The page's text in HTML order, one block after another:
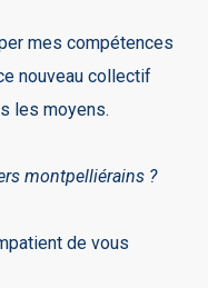
mes compétences
nouveau collectif
les moyens.
montpelliérains ?
de vous